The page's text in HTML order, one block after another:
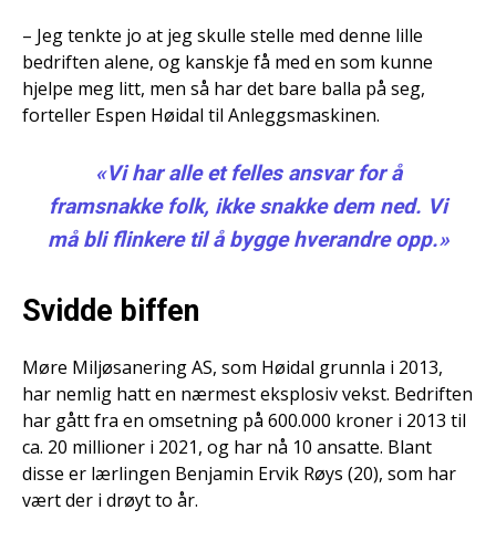
– Jeg tenkte jo at jeg skulle stelle med denne lille
bedriften alene, og kanskje få med en som kunne
hjelpe meg litt, men så har det bare balla på seg,
forteller Espen Høidal til Anleggsmaskinen.
«Vi har alle et felles ansvar for å
framsnakke folk, ikke snakke dem ned. Vi
må bli flinkere til å bygge hverandre opp.»
Svidde biffen
Møre Miljøsanering AS, som Høidal grunnla i 2013,
har nemlig hatt en nærmest eksplosiv vekst. Bedriften
har gått fra en omsetning på 600.000 kroner i 2013 til
ca. 20 millioner i 2021, og har nå 10 ansatte. Blant
disse er lærlingen Benjamin Ervik Røys (20), som har
vært der i drøyt to år.